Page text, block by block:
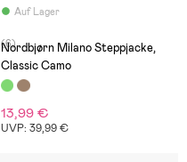
Auf Lager
(6)
Nordbjørn Milano Steppjacke,
Classic Camo
13,99 €
UVP: 39,99 €